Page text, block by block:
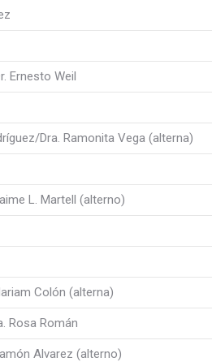
Ernesto Weil
Dra. Ramonita Vega (alterna)
L. Martell (alterno)
Colón (alterna)
Rosa Román
Alvarez (alterno)